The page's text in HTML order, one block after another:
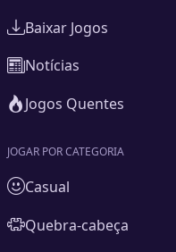
Versão
Baixar Jogos
Notícias
Jogos Quentes
JOGAR POR CATEGORIA
Casual
Quebra-cabeça